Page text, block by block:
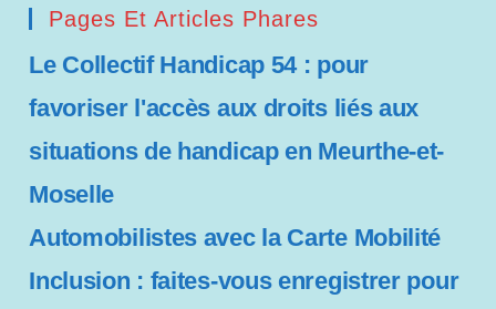
Pages Et Articles Phares
Le Collectif Handicap 54 : pour
favoriser l'accès aux droits liés aux
situations de handicap en Meurthe-et-
Moselle
Automobilistes avec la Carte Mobilité
Inclusion : faites-vous enregistrer pour